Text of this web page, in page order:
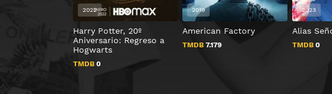
Harry Potter, 20º
Aniversario: Regreso a
Hogwarts
TMDB 0
2022
American Factory
TMDB 7.179
2019
Alias
TMDB0
2023